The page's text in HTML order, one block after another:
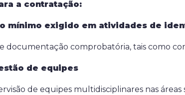
a contratação:
mínimo exigido em atividades de
comprobatória, tais como
de equipes
de equipes multidisciplinares nas